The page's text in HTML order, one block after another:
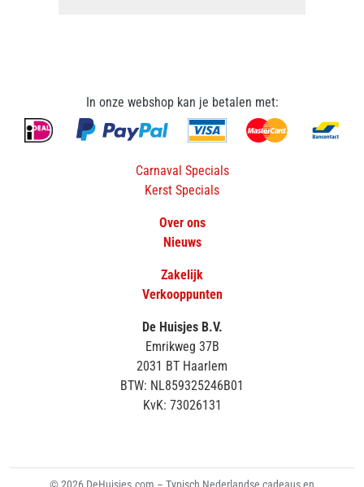
In onze webshop kan je betalen met:
Carnaval Specials
Kerst Specials
Over ons
Nieuws
Zakelijk
Verkooppunten
De Huisjes B.V.
Emrikweg 37B
2031 BT Haarlem
BTW: NL859325246B01
KvK: 73026131